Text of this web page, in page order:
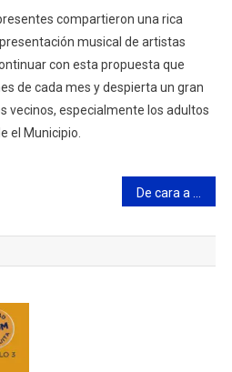
compartieron una rica
musical de artistas
con esta propuesta que
de cada mes y despierta un gran
vecinos, especialmente los adultos
el Municipio.
De cara a las fiestas, el Municipio presentó la campaña “Más luces, menos ruido”